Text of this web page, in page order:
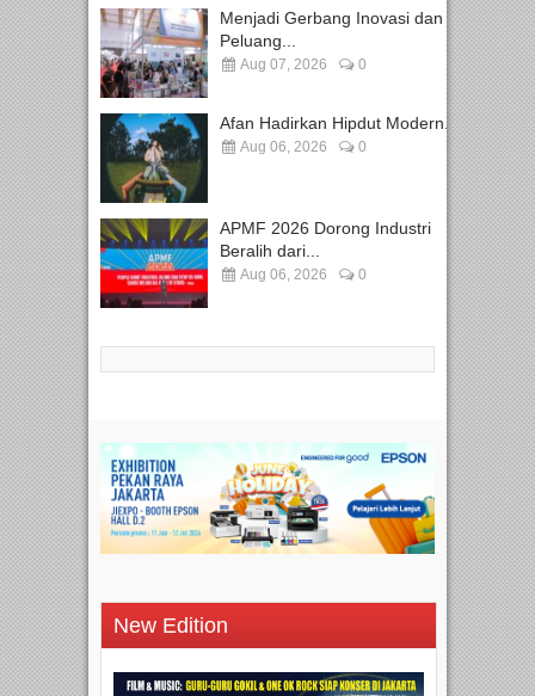
Menjadi Gerbang Inovasi dan
Peluang...
Aug 07, 2026 0
Afan Hadirkan Hipdut Modern...
Aug 06, 2026 0
APMF 2026 Dorong Industri
Beralih dari...
Aug 06, 2026 0
New Edition